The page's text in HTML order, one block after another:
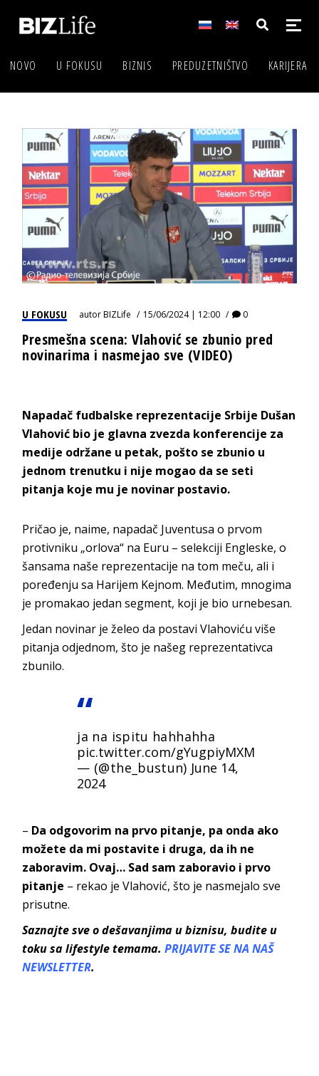
NOVO U FOKUSU BIZNIS PREDUZETNIŠTVO KARIJERA
U FOKUSU autorBIZLife 15/06/2024 | 12:00 0
Presmešna scena: Vlahović se zbunio pred
novinarima i nasmejao sve (VIDEO)
Napadač fudbalske reprezentacije Srbije Dušan
Vlahović bio je glavna zvezda konferencije za
medije održane u petak, pošto se zbunio u
jednom trenutku i nije mogao da se seti
pitanja koje mu je novinar postavio.
Pričao je, naime, napadač Juventusa o prvom
protivniku „orlova“ na Euru – selekciji Engleske, o
šansama naše reprezentacije na tom meču, ali i
poređenju sa Harijem Kejnom. Međutim, mnogima
je promakao jedan segment, koji je bio urnebesan.
Jedan novinar je želeo da postavi Vlahoviću više
pitanja odjednom, što je našeg reprezentativca
zbunilo.
ja na ispitu hahhahha
pic.twitter.com/gYugpiyMXM
— (@the_bustun) June 14,
2024
– Da odgovorim na prvo pitanje, pa onda ako
možete da mi postavite i druga, da ih ne
zaboravim. Ovaj… Sad sam zaboravio i prvo
pitanje – rekao je Vlahović, što je nasmejalo sve
prisutne.
Saznajte sve o dešavanjima u biznisu, budite u
toku sa lifestyle temama.PRIJAVITE SE NA NAŠ
NEWSLETTER.